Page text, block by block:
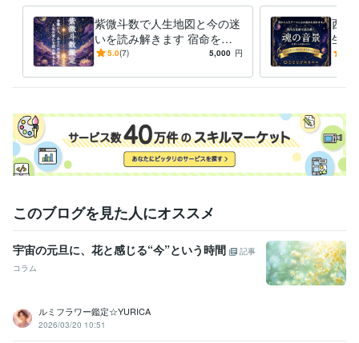
紫微斗数で人生地図と今の迷
いを読み解きます 宿命を知
り、今必要な一歩を見つけま
5.0(7) 5,000 円
西洋
生テ
音景
このブログを見た人にオススメ
宇宙の元旦に、花と感じる“今”という時間
記事
コラム
ルミフラワー鑑定☆YURICA
2026/03/20 10:51